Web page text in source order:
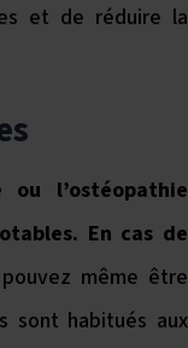
et de réduire la
l’ostéopathie
En cas de
même être
sont habitués aux